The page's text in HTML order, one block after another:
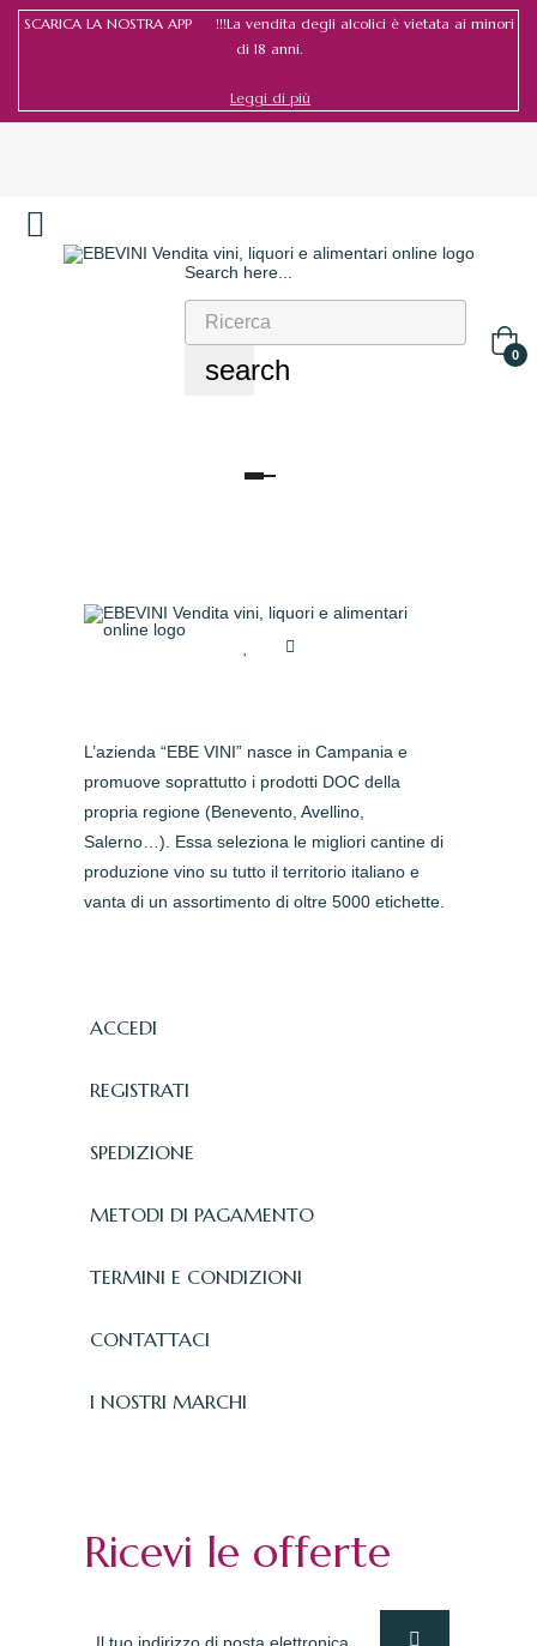
SCARICA LA NOSTRA APP !!!La vendita degli alcolici è vietata ai minori
di 18 anni.
Leggi di più
Search here...
search 0
navigazione
L’azienda “EBE VINI” nasce in Campania e
promuove soprattutto i prodotti DOC della
propria regione (Benevento, Avellino,
Salerno…). Essa seleziona le migliori cantine di
produzione vino su tutto il territorio italiano e
vanta di un assortimento di oltre 5000 etichette.
ACCEDI
REGISTRATI
SPEDIZIONE
METODI DI PAGAMENTO
TERMINI E CONDIZIONI
CONTATTACI
I NOSTRI MARCHI
Ricevi le offerte